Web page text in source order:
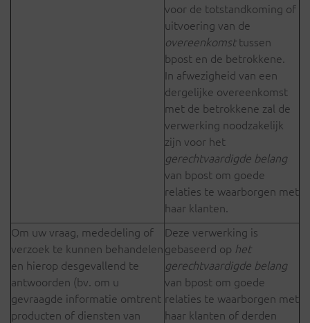
voor de totstandkoming of
uitvoering van de
overeenkomsttussen
bpost en de betrokkene.
In afwezigheid van een
dergelijke overeenkomst
met de betrokkene zal de
verwerking noodzakelijk
zijn voor het
gerechtvaardigde belang
van bpost om goede
relaties te waarborgen met
haar klanten.
Om uw vraag, mededeling of
verzoek te kunnen behandelen
en hierop desgevallend te
antwoorden (bv. om u
gevraagde informatie omtrent
producten of diensten van
Deze verwerking is
gebaseerd op het
gerechtvaardigde belang
van bpost om goede
relaties te waarborgen met
haar klanten of derden